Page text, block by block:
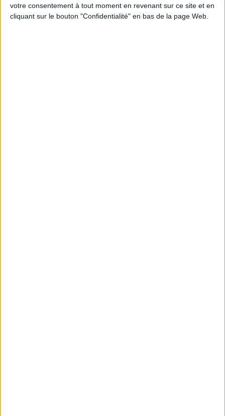
votre consentement à tout moment en revenant sur ce site et en
cliquant sur le bouton "Confidentialité" en bas de la page Web.